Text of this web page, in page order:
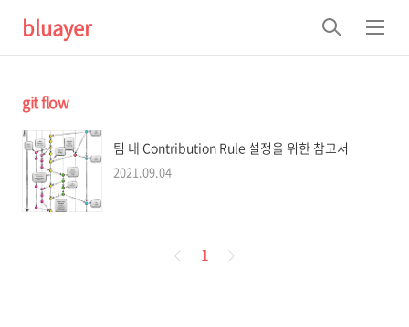
bluayer
검
색
메
뉴
git flow
팀 내 Contribution Rule 설정을 위한 참고서
2021.09.04
페
1